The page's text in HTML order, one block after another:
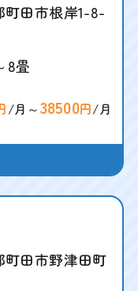
町田市根岸1-8-
8畳
/月～38500円/月
町田市野津田町